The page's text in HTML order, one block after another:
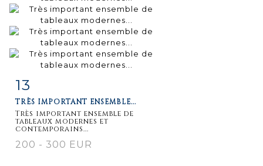
détaillée
13
TRÈS IMPORTANT ENSEMBLE...
Très important ensemble de
tableaux modernes et
contemporains...
200 - 300 EUR